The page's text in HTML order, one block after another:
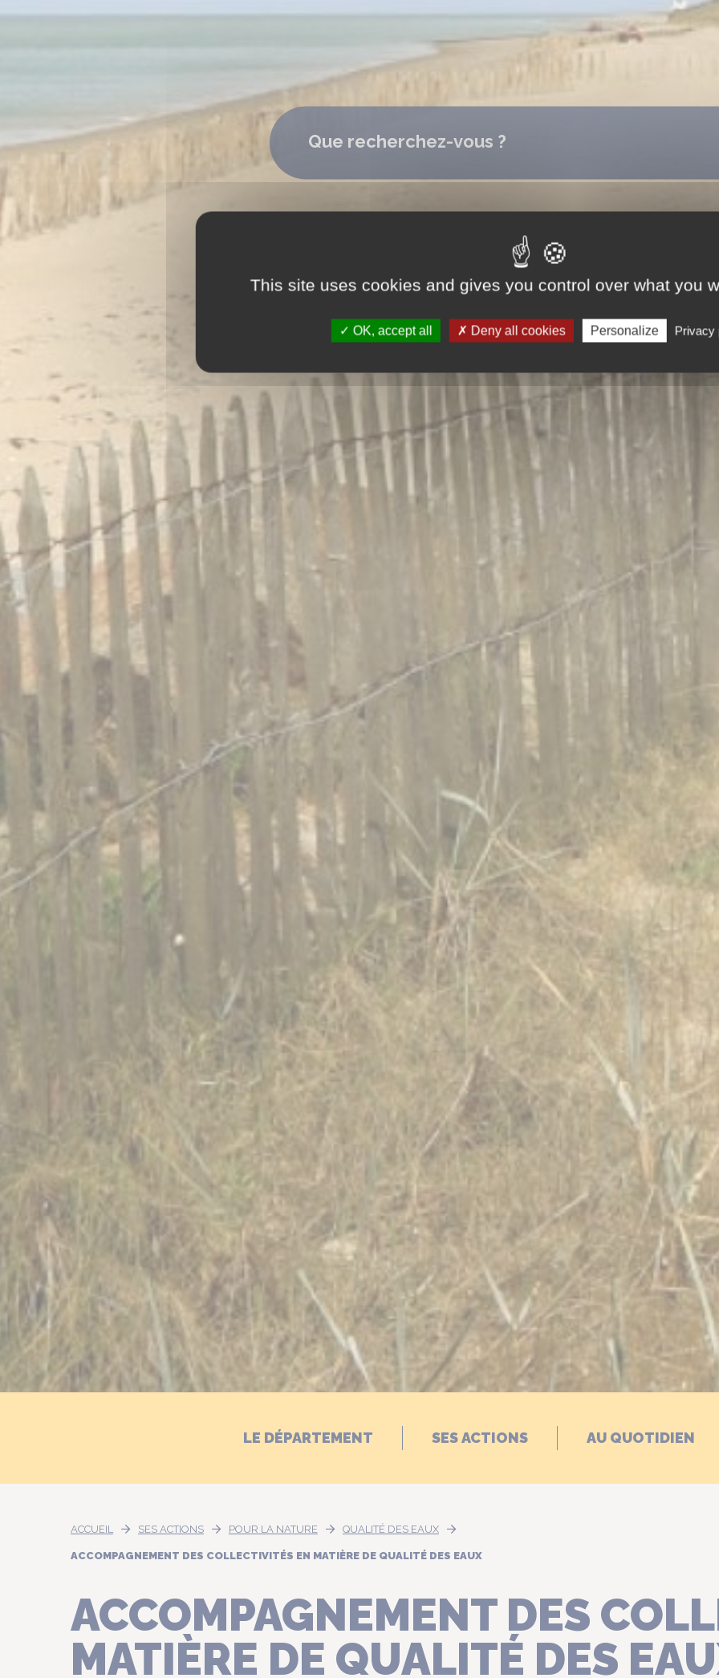
Que recherchez-vous ?
LE DÉPARTEMENT SES ACTIONS AU QUOTIDIEN
ACCUEIL SES ACTIONS POUR LA NATURE QUALITÉ DES EAUX
ACCOMPAGNEMENT DES COLLECTIVITÉS EN MATIÈRE DE QUALITÉ DES EAUX
ACCOMPAGNEMENT DES
MATIÈRE DE QUALITÉ DES
This site uses cookies and gives you control over what you
OK, accept all Deny all cookies Personalize Privacy